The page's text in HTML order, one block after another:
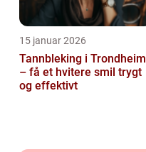
15 januar 2026
Tannbleking i Trondheim
– få et hvitere smil trygt
og effektivt